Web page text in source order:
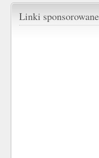
Linki sponsorowane